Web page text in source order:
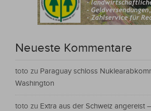
Neueste Kommentare
toto zu Paraguay schloss
Washington
toto zu Extra aus der Schweiz angereist